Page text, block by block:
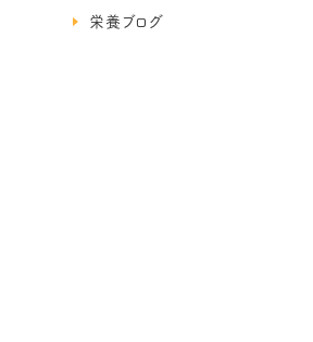
栄養ブログ